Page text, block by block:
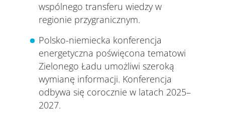
wspólnego transferu wiedzy w
regionie przygranicznym.
Polsko-niemiecka konferencja
energetyczna poświęcona tematowi
Zielonego Ładu umożliwi szeroką
wymianę informacji. Konferencja
odbywa się corocznie w latach 2025–
2027.